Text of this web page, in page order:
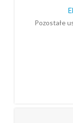
Pozostałe